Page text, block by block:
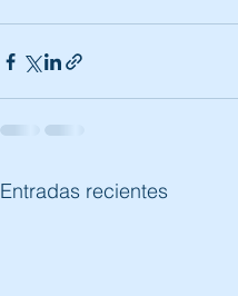
Entradas recientes